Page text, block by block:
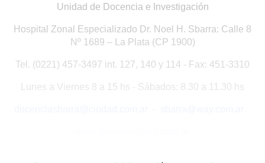
Unidad de Docencia e Investigación
Hospital Zonal Especializado Dr. Noel H. Sbarra: Calle 8
Nº 1689 – La Plata (CP 1900)
Tel. (0221) 457-3497 int. 127, 140 y 114 - Fax: 451-3310
Lunes a Viernes 8 a 15 hs - Sábados: 8.30 a 11.30 hs